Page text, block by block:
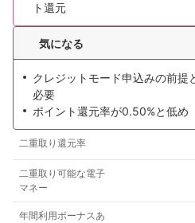
ト還元
気になる
クレジットモード申込みの前提
必要
ポイント還元率が0.50%と低め
二重取り還元率
二重取り可能な電子
マネー
年間利用ボーナスあ